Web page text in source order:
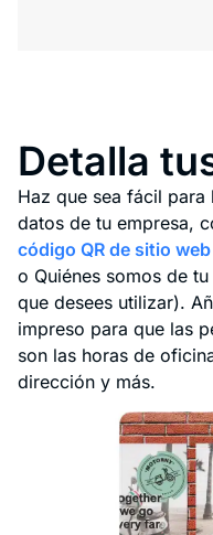
Detalla
Haz que sea fácil
datos de tu empresa,
código QR de sitio web
o Quiénes somos de
que desees utilizar).
impreso para que las
son las horas de
dirección y más.